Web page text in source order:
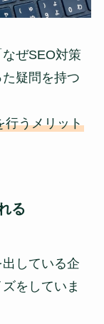
ぜSEO対策
疑問を持つ
行うメリット
る
している企
をしていま